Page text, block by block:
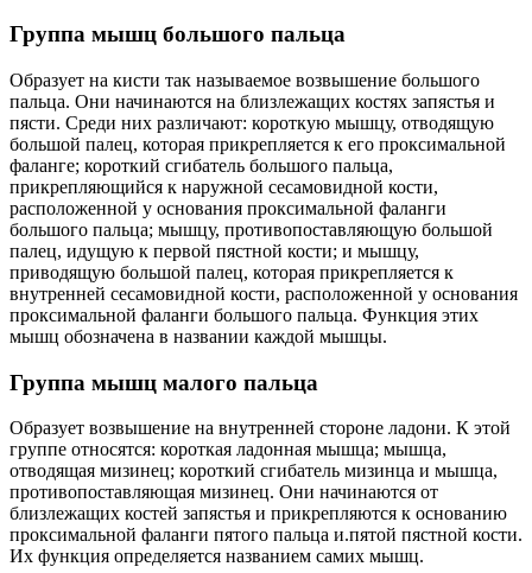
Группа мышц большого пальца
Образует на кисти так называемое возвышение большого
пальца. Они начинаются на близлежащих костях запястья и
пясти. Среди них различают: короткую мышцу, отводящую
большой палец, которая прикрепляется к его проксимальной
фаланге; короткий сгибатель большого пальца,
прикрепляющийся к наружной сесамовидной кости,
расположенной у основания проксимальной фаланги
большого пальца; мышцу, противопоставляющую большой
палец, идущую к первой пястной кости; и мышцу,
приводящую большой палец, которая прикрепляется к
внутренней сесамовидной кости, расположенной у основания
проксимальной фаланги большого пальца. Функция этих
мышц обозначена в названии каждой мышцы.
Группа мышц малого пальца
Образует возвышение на внутренней стороне ладони. К этой
группе относятся: короткая ладонная мышца; мышца,
отводящая мизинец; короткий сгибатель мизинца и мышца,
противопоставляющая мизинец. Они начинаются от
близлежащих костей запястья и прикрепляются к основанию
проксимальной фаланги пятого пальца и.пятой пястной кости.
Их функция определяется названием самих мышц.